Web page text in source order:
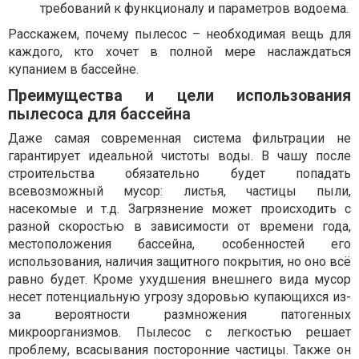
требований к функционалу и параметров водоема.
Расскажем, почему пылесос – необходимая вещь для
каждого, кто хочет в полной мере наслаждаться
купанием в бассейне.
Преимущества и цели использования
пылесоса для бассейна
Даже самая современная система фильтрации не
гарантирует идеальной чистоты воды. В чашу после
строительства обязательно будет попадать
всевозможный мусор: листья, частицы пыли,
насекомые и т.д. Загрязнение может происходить с
разной скоростью в зависимости от времени года,
местоположения бассейна, особенностей его
использования, наличия защитного покрытия, но оно всё
равно будет. Кроме ухудшения внешнего вида мусор
несет потенциальную угрозу здоровью купающихся из-
за вероятности размножения патогенных
микроорганизмов. Пылесос с легкостью решает
проблему, всасывания посторонние частицы. Также он